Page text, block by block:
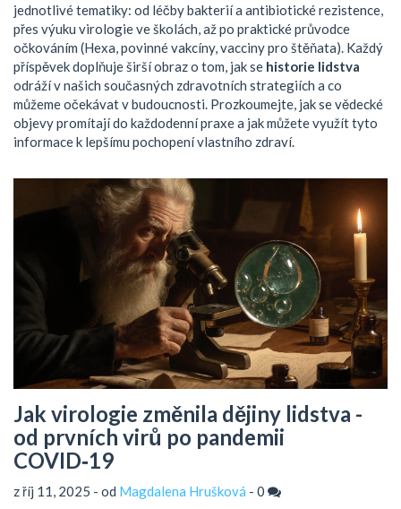
jednotlivé tematiky: od léčby bakterií a antibiotické rezistence,
přes výuku virologie ve školách, až po praktické průvodce
očkováním (Hexa, povinné vakcíny, vacciny pro štěňata). Každý
příspěvek doplňuje širší obraz o tom, jak se historie lidstva
odráží v našich současných zdravotních strategiích a co
můžeme očekávat v budoucnosti. Prozkoumejte, jak se vědecké
objevy promítají do každodenní praxe a jak můžete využít tyto
informace k lepšímu pochopení vlastního zdraví.
Jak virologie změnila dějiny lidstva -
od prvních virů po pandemii
COVID‑19
z říj 11, 2025 - od Magdalena Hrušková - 0